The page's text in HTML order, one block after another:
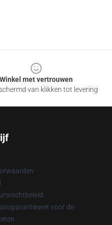
Winkel met vertrouwen
van klikken tot levering
voor de